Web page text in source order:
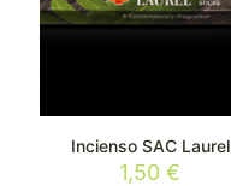
Incienso SAC Laurel
1,50€